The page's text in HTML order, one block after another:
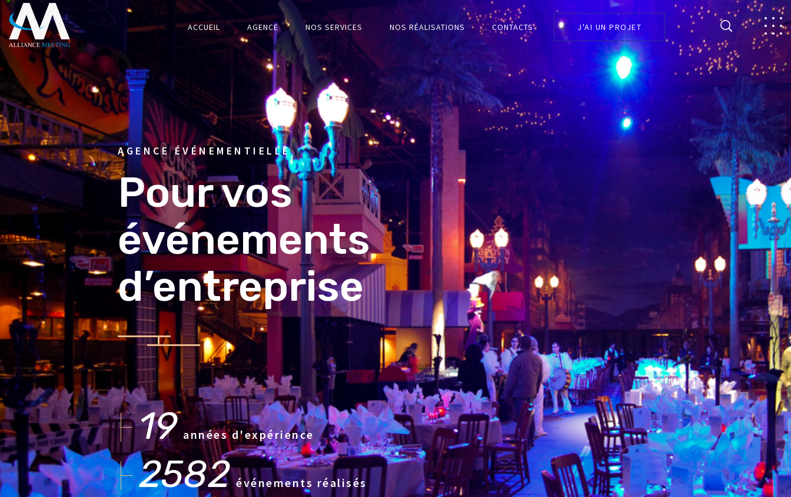
ACCUEIL AGENCE NOS SERVICES NOS RÉALISATIONS CONTACTS J'AI UN PROJET
AGENCE ÉVÉNEMENTIELLE
Pour vos
événements
d’entreprise
19 années d'expérience
2582 événements réalisés